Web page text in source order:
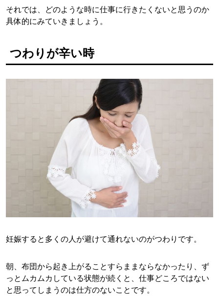
それでは、どのような時に仕事に行きたくないと思うのか
具体的にみていきましょう。
つわりが辛い時
妊娠すると多くの人が避けて通れないのがつわりです。
朝、布団から起き上がることすらままならなかったり、ず
っとムカムカしている状態が続くと、仕事どころではない
と思ってしまうのは仕方のないことです。